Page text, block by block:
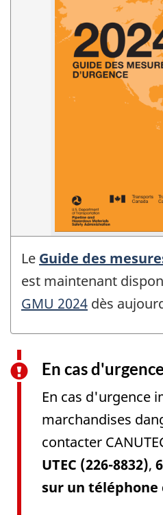
Le Guide des
est maintenant
GMU 2024 dès
En cas d'urgence
En cas d'urgence
marchandises
contacter
UTEC (226-8832),
sur un téléphone